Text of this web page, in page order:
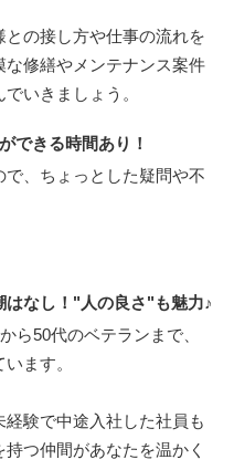
の接し方や仕事の流れを
修繕やメンテナンス案件
いきましょう。
きる時間あり！
、ちょっとした疑問や不
なし！"人の良さ"も魅力♪
ら50代のベテランまで、
ます。
験で中途入社した社員も
つ仲間があなたを温かく